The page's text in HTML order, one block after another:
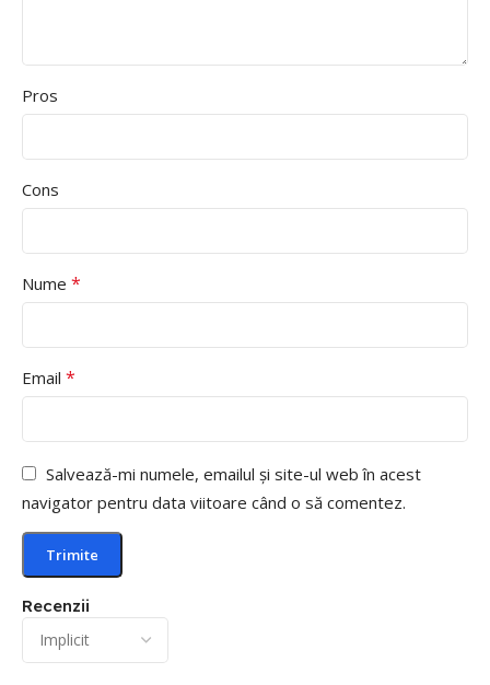
Recenzii
Pros
Cons
Nume *
Email *
Salvează-mi numele, emailul și site-ul web în acest
navigator pentru data viitoare când o să comentez.